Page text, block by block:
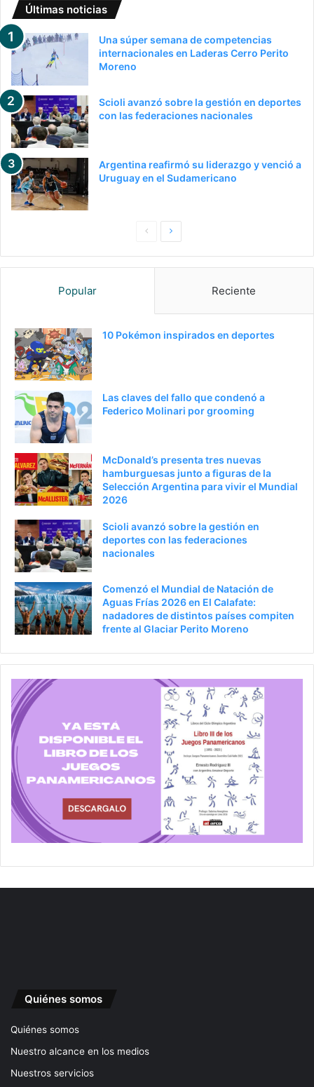
Últimas noticias
Una súper semana de competencias
internacionales en Laderas Cerro Perito
Moreno
Scioli avanzó sobre la gestión en deportes
con las federaciones nacionales
Argentina reafirmó su liderazgo y venció a
Uruguay en el Sudamericano
PaginaSiguiente
Popular Reciente
10 Pokémon inspirados en deportes
Las claves del fallo que condenó a
Federico Molinari por grooming
McDonald’s presenta tres nuevas
hamburguesas junto a figuras de la
Selección Argentina para vivir el Mundial
2026
Scioli avanzó sobre la gestión en
deportes con las federaciones
nacionales
Comenzó el Mundial de Natación de
Aguas Frías 2026 en El Calafate:
nadadores de distintos países compiten
frente al Glaciar Perito Moreno
Quiénes somos
Quiénes somos
Nuestro alcance en los medios
Nuestros servicios